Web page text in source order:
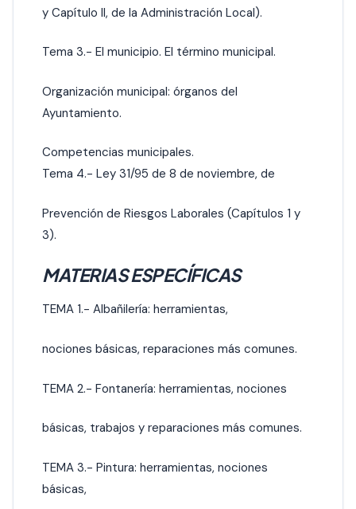
y Capítulo II, de la Administración Local).
Tema 3.- El municipio. El término municipal.
Organización municipal: órganos del
Ayuntamiento.
Competencias municipales.
Tema 4.- Ley 31/95 de 8 de noviembre, de
Prevención de Riesgos Laborales (Capítulos 1 y
3).
MATERIAS ESPECÍFICAS
TEMA 1.- Albañilería: herramientas,
nociones básicas, reparaciones más comunes.
TEMA 2.- Fontanería: herramientas, nociones
básicas, trabajos y reparaciones más comunes.
TEMA 3.- Pintura: herramientas, nociones
básicas,